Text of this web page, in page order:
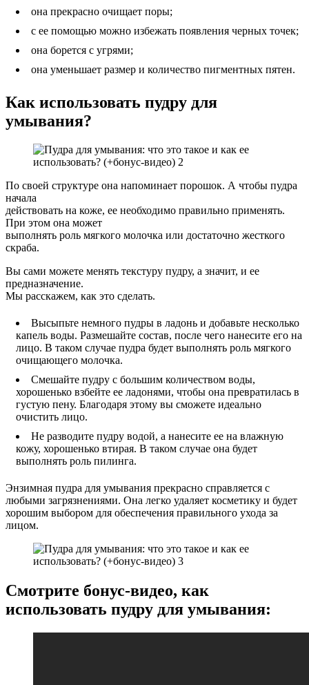
она прекрасно очищает поры;
с ее помощью можно избежать появления черных точек;
она борется с угрями;
она уменьшает размер и количество пигментных пятен.
Как использовать пудру для
умывания?
По своей структуре она напоминает порошок. А чтобы пудра
начала
действовать на коже, ее необходимо правильно применять.
При этом она может
выполнять роль мягкого молочка или достаточно жесткого
скраба.
Вы сами можете менять текстуру пудру, а значит, и ее
предназначение.
Мы расскажем, как это сделать.
Высыпьте немного пудры в ладонь и добавьте несколько
капель воды. Размешайте состав, после чего нанесите его на
лицо. В таком случае пудра будет выполнять роль мягкого
очищающего молочка.
Смешайте пудру с большим количеством воды,
хорошенько взбейте ее ладонями, чтобы она превратилась в
густую пену. Благодаря этому вы сможете идеально
очистить лицо.
Не разводите пудру водой, а нанесите ее на влажную
кожу, хорошенько втирая. В таком случае она будет
выполнять роль пилинга.
Энзимная пудра для умывания прекрасно справляется с
любыми загрязнениями. Она легко удаляет косметику и будет
хорошим выбором для обеспечения правильного ухода за
лицом.
Смотрите бонус-видео, как
использовать пудру для умывания: